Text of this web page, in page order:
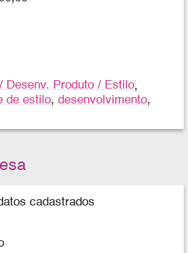
Desenv. Produto / Estilo,
de estilo,desenvolvimento,
cadastrados